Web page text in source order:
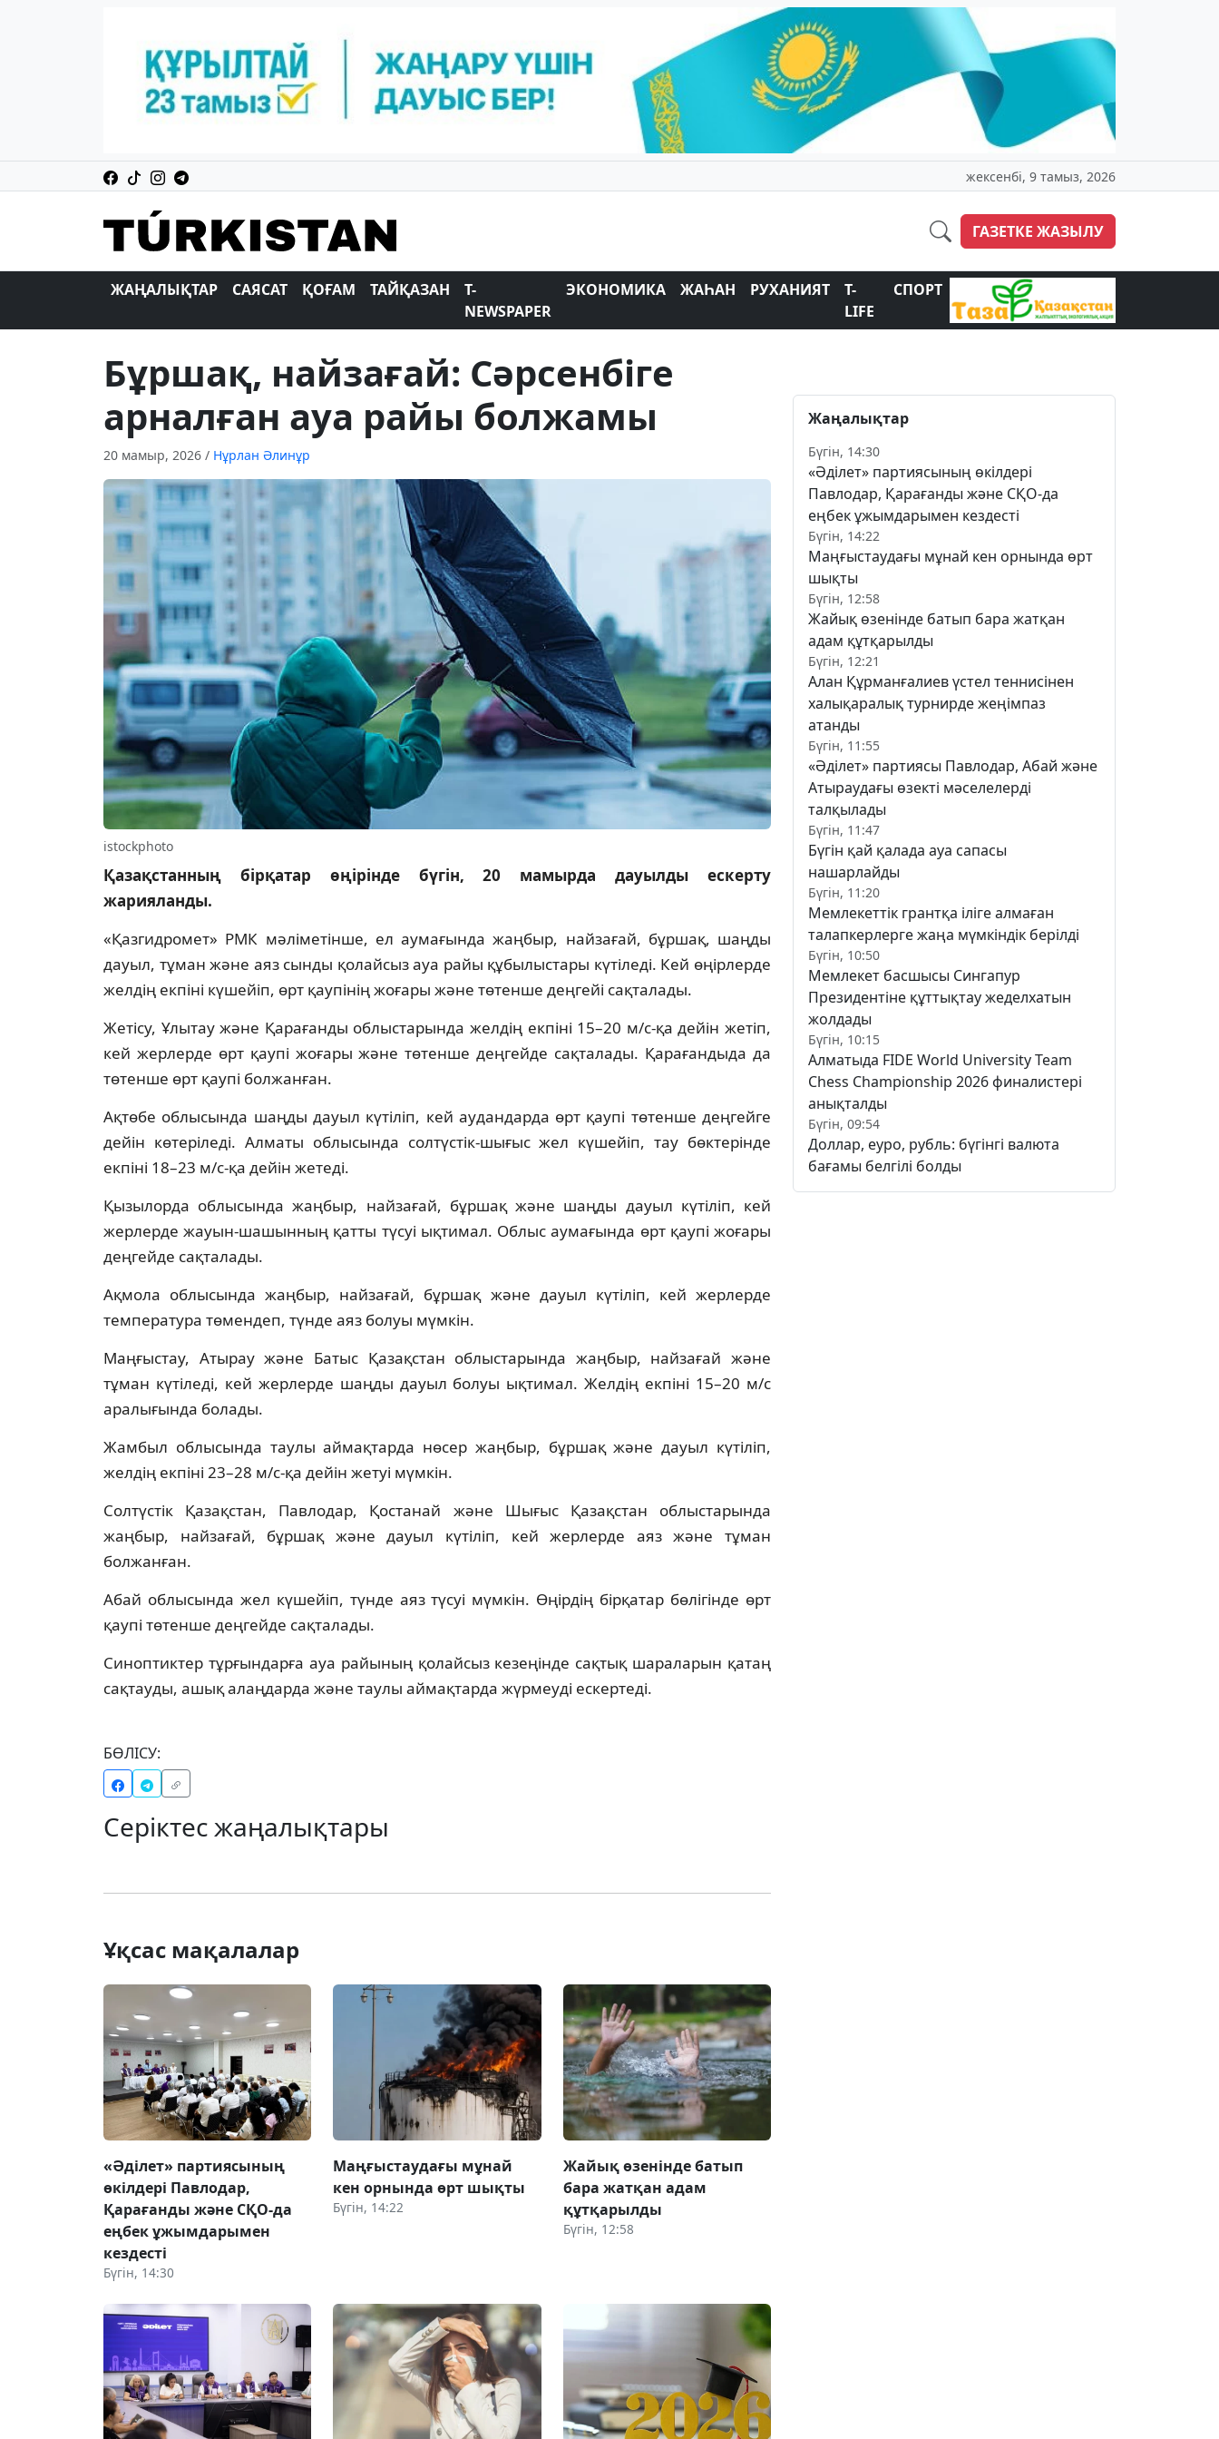
жексенбі, 9 тамыз, 2026
ГАЗЕТКЕ ЖАЗЫЛУ
ЖАҢАЛЫҚТАР САЯСАТ ҚОҒАМ ТАЙҚАЗАН
T-
NEWSPAPER
ЭКОНОМИКА ЖАҺАН РУХАНИЯТ
T-
LIFE
СПОРТ
Бұршақ, найзағай: Сәрсенбіге
арналған ауа райы болжамы
20 мамыр, 2026 / Нұрлан Әлинұр
istockphoto
Қазақстанның бірқатар өңірінде бүгін, 20 мамырда дауылды ескерту
жарияланды.
«Қазгидромет» РМК мәліметінше, ел аумағында жаңбыр, найзағай, бұршақ, шаңды
дауыл, тұман және аяз сынды қолайсыз ауа райы құбылыстары күтіледі. Кей өңірлерде
желдің екпіні күшейіп, өрт қаупінің жоғары және төтенше деңгейі сақталады.
Жетісу, Ұлытау және Қарағанды облыстарында желдің екпіні 15–20 м/с-қа дейін жетіп,
кей жерлерде өрт қаупі жоғары және төтенше деңгейде сақталады. Қарағандыда да
төтенше өрт қаупі болжанған.
Ақтөбе облысында шаңды дауыл күтіліп, кей аудандарда өрт қаупі төтенше деңгейге
дейін көтеріледі. Алматы облысында солтүстік-шығыс жел күшейіп, тау бөктерінде
екпіні 18–23 м/с-қа дейін жетеді.
Қызылорда облысында жаңбыр, найзағай, бұршақ және шаңды дауыл күтіліп, кей
жерлерде жауын-шашынның қатты түсуі ықтимал. Облыс аумағында өрт қаупі жоғары
деңгейде сақталады.
Ақмола облысында жаңбыр, найзағай, бұршақ және дауыл күтіліп, кей жерлерде
температура төмендеп, түнде аяз болуы мүмкін.
Маңғыстау, Атырау және Батыс Қазақстан облыстарында жаңбыр, найзағай және
тұман күтіледі, кей жерлерде шаңды дауыл болуы ықтимал. Желдің екпіні 15–20 м/с
аралығында болады.
Жамбыл облысында таулы аймақтарда нөсер жаңбыр, бұршақ және дауыл күтіліп,
желдің екпіні 23–28 м/с-қа дейін жетуі мүмкін.
Солтүстік Қазақстан, Павлодар, Қостанай және Шығыс Қазақстан облыстарында
жаңбыр, найзағай, бұршақ және дауыл күтіліп, кей жерлерде аяз және тұман
болжанған.
Абай облысында жел күшейіп, түнде аяз түсуі мүмкін. Өңірдің бірқатар бөлігінде өрт
қаупі төтенше деңгейде сақталады.
Синоптиктер тұрғындарға ауа райының қолайсыз кезеңінде сақтық шараларын қатаң
сақтауды, ашық алаңдарда және таулы аймақтарда жүрмеуді ескертеді.
БӨЛІСУ:
Серіктес жаңалықтары
Ұқсас мақалалар
«Әділет» партиясының
өкілдері Павлодар,
Қарағанды және СҚО-да
еңбек ұжымдарымен
кездесті
Бүгін, 14:30
Маңғыстаудағы мұнай
кен орнында өрт шықты
Бүгін, 14:22
Жайық өзенінде батып
бара жатқан адам
құтқарылды
Бүгін, 12:58
Жаңалықтар
Бүгін, 14:30
«Әділет» партиясының өкілдері
Павлодар, Қарағанды және СҚО-да
еңбек ұжымдарымен кездесті
Бүгін, 14:22
Маңғыстаудағы мұнай кен орнында өрт
шықты
Бүгін, 12:58
Жайық өзенінде батып бара жатқан
адам құтқарылды
Бүгін, 12:21
Алан Құрманғалиев үстел теннисінен
халықаралық турнирде жеңімпаз
атанды
Бүгін, 11:55
«Әділет» партиясы Павлодар, Абай және
Атыраудағы өзекті мәселелерді
талқылады
Бүгін, 11:47
Бүгін қай қалада ауа сапасы
нашарлайды
Бүгін, 11:20
Мемлекеттік грантқа іліге алмаған
талапкерлерге жаңа мүмкіндік берілді
Бүгін, 10:50
Мемлекет басшысы Сингапур
Президентіне құттықтау жеделхатын
жолдады
Бүгін, 10:15
Алматыда FIDE World University Team
Chess Championship 2026 финалистері
анықталды
Бүгін, 09:54
Доллар, еуро, рубль: бүгінгі валюта
бағамы белгілі болды